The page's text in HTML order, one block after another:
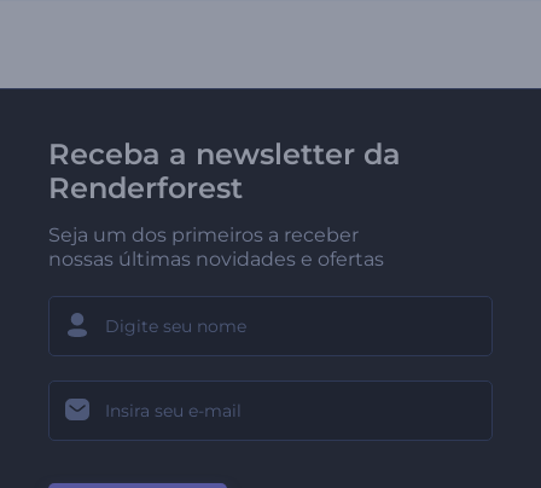
Receba a newsletter da
Renderforest
Seja um dos primeiros a receber
nossas últimas novidades e ofertas